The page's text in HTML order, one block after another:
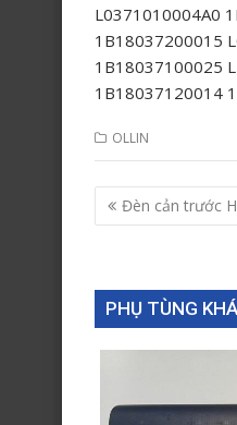
L0371010004A0
1B18037200015
1B18037100025
1B18037120014
OLLIN
Post
navigation
Đèn cản trước
PHỤ TÙNG